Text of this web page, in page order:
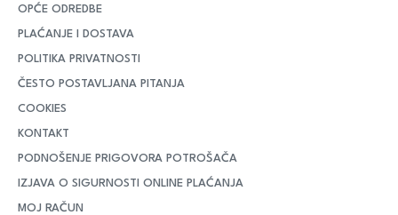
OPĆE ODREDBE
PLAĆANJE I DOSTAVA
POLITIKA PRIVATNOSTI
ČESTO POSTAVLJANA PITANJA
COOKIES
KONTAKT
PODNOŠENJE PRIGOVORA POTROŠAČA
IZJAVA O SIGURNOSTI ONLINE PLAĆANJA
MOJ RAČUN